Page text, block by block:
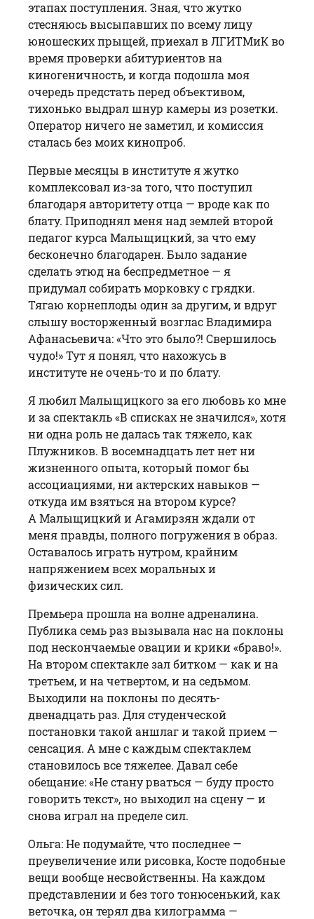
этапах поступления. Зная, что жутко
стесняюсь высыпавших по всему лицу
юношеских прыщей, приехал в ЛГИТМиК во
время проверки абитуриентов на
киногеничность, и когда подошла моя
очередь предстать перед объективом,
тихонько выдрал шнур камеры из розетки.
Оператор ничего не заметил, и комиссия
сталась без моих кинопроб.
Первые месяцы в институте я жутко
комплексовал из-за того, что поступил
благодаря авторитету отца — вроде как по
блату. Приподнял меня над землей второй
педагог курса Малыщицкий, за что ему
бесконечно благодарен. Было задание
сделать этюд на беспредметное — я
придумал собирать морковку с грядки.
Тягаю корнеплоды один за другим, и вдруг
слышу восторженный возглас Владимира
Афанасьевича: «Что это было?! Свершилось
чудо!» Тут я понял, что нахожусь в
институте не очень-то и по блату.
Я любил Малыщицкого за его любовь ко мне
и за спектакль «В списках не значился», хотя
ни одна роль не далась так тяжело, как
Плужников. В восемнадцать лет нет ни
жизненного опыта, который помог бы
ассоциациями, ни актерских навыков —
откуда им взяться на втором курсе?
А Малыщицкий и Агамирзян ждали от
меня правды, полного погружения в образ.
Оставалось играть нутром, крайним
напряжением всех моральных и
физических сил.
Премьера прошла на волне адреналина.
Публика семь раз вызывала нас на поклоны
под нескончаемые овации и крики «браво!».
На втором спектак­ле зал битком — как и на
третьем, и на четвертом, и на седьмом.
Выходили на поклоны по десять-
двенадцать раз. Для студенчес­кой
постановки такой анш­лаг и такой прием —
сенсация. А мне с каждым спектаклем
становилось все тяжелее. Давал себе
обещание: «Не стану рваться — буду просто
говорить текст», но выходил на сцену — и
снова играл на пределе сил.
Ольга: Не подумайте, что последнее —
преувеличение или рисовка, Косте подобные
вещи вообще несвойственны. На каждом
представлении и без того тонюсенький, как
веточка, он терял два килограмма —